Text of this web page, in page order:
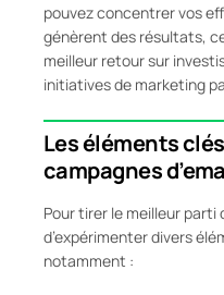
pouvez concentrer vos
génèrent des résultats,
meilleur retour sur
initiatives de marketing
Les éléments
campagnes
Pour tirer le meilleur
d’expérimenter divers
notamment :